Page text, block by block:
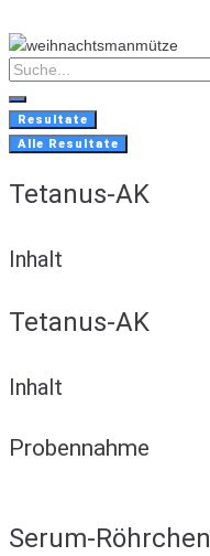
to
content
Search
...
Resultate
Alle Resultate
Tetanus-AK
Inhalt
Tetanus-AK
Inhalt
Probennahme
Serum-Röhrchen